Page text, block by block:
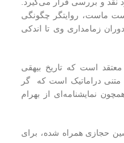
نقد و بررسی قرار می‌گیرد.
ماست، روایتگر چگونگی
زمامداری وی تا اندکی
است که تاریخ بیهقی
متنی دراماتیک است که‌ گر
نمایشنامه‌ای از بهرام
حجازی همراه شده، برای